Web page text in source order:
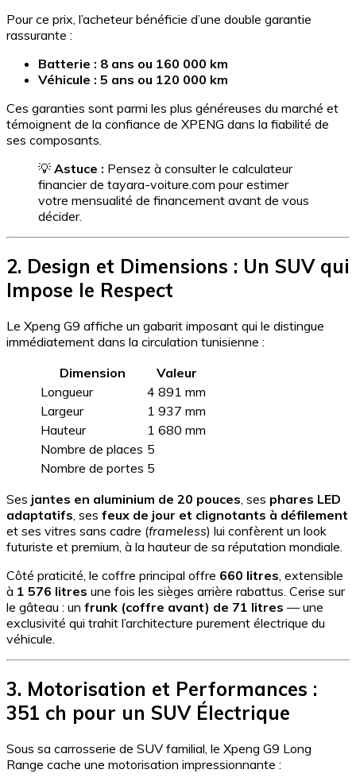
Pour ce prix, l’acheteur bénéficie d’une double garantie
rassurante :
Batterie : 8 ans ou 160 000 km
Véhicule : 5 ans ou 120 000 km
Ces garanties sont parmi les plus généreuses du marché et
témoignent de la confiance de XPENG dans la fiabilité de
ses composants.
💡 Astuce : Pensez à consulter le calculateur
financier de tayara-voiture.com pour estimer
votre mensualité de financement avant de vous
décider.
2. Design et Dimensions : Un SUV qui
Impose le Respect
Le Xpeng G9 affiche un gabarit imposant qui le distingue
immédiatement dans la circulation tunisienne :
Dimension
Valeur
Longueur
4 891 mm
Largeur
1 937 mm
Hauteur
1 680 mm
Nombre de places 5
Nombre de portes 5
Ses jantes en aluminium de 20 pouces , ses phares LED
adaptatifs , ses feux de jour et clignotants à défilement
et ses vitres sans cadre (frameless) lui confèrent un look
futuriste et premium, à la hauteur de sa réputation mondiale.
Côté praticité, le coffre principal offre 660 litres , extensible
à 1 576 litres une fois les sièges arrière rabattus. Cerise sur
le gâteau : un frunk (coffre avant) de 71 litres — une
exclusivité qui trahit l’architecture purement électrique du
véhicule.
3. Motorisation et Performances :
351 ch pour un SUV Électrique
Sous sa carrosserie de SUV familial, le Xpeng G9 Long
Range cache une motorisation impressionnante :